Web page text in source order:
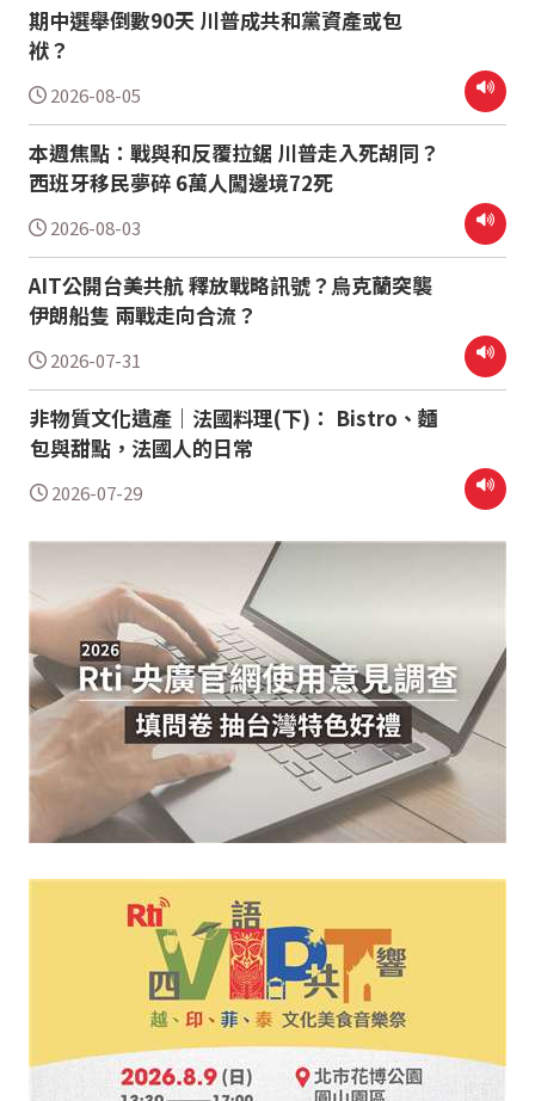
期中選舉倒數90天 川普成共和黨資產或包
袱？
2026-08-05
本週焦點：戰與和反覆拉鋸 川普走入死胡同？
西班牙移民夢碎 6萬人闖邊境72死
2026-08-03
AIT公開台美共航 釋放戰略訊號？烏克蘭突襲
伊朗船隻 兩戰走向合流？
2026-07-31
非物質文化遺產｜法國料理(下)： Bistro、麵
包與甜點，法國人的日常
2026-07-29